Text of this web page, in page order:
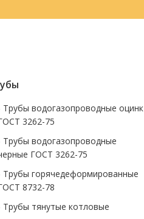
Трубы водогазопроводные оцинк
3262-75
Трубы водогазопроводные
ГОСТ 3262-75
Трубы горячедеформированные
8732-78
Трубы тянутые котловые